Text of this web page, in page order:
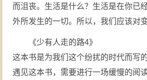
而沮丧。生活是什么？生活是在你已
外所发生的一切。所以，我们应该对
《少有人走的路4》
这本书是为我们这个纷扰的时代而写的
遇见这本书，需要进行一场缓慢的阅